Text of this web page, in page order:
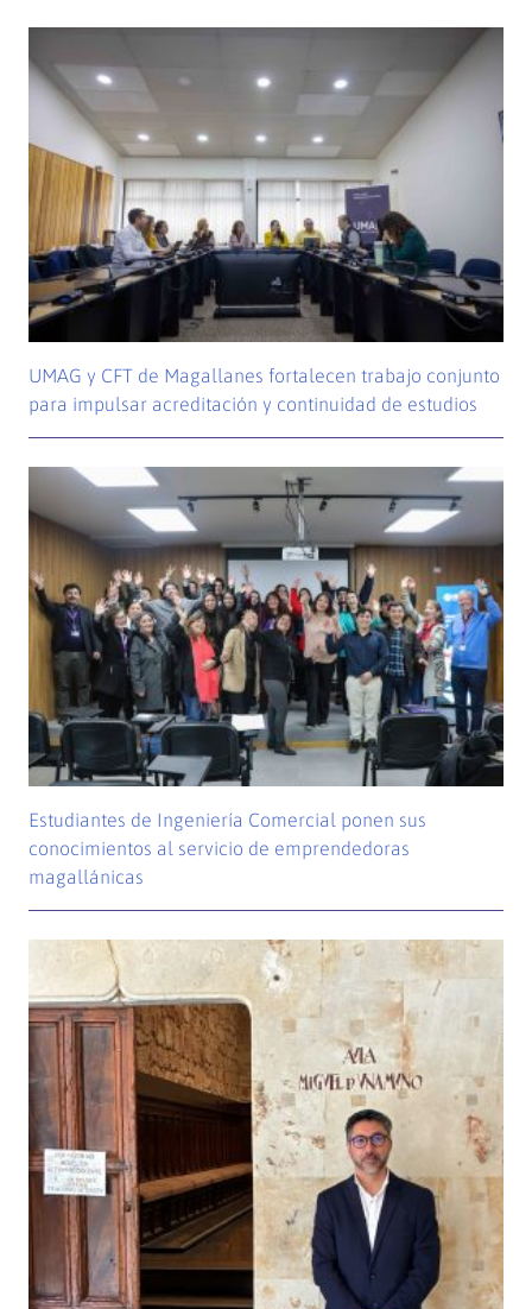
UMAG y CFT de Magallanes fortalecen trabajo conjunto
para impulsar acreditación y continuidad de estudios
Estudiantes de Ingeniería Comercial ponen sus
conocimientos al servicio de emprendedoras
magallánicas